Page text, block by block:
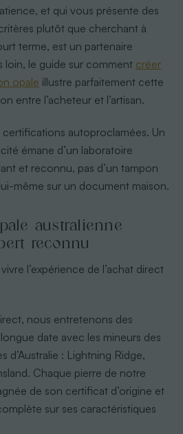
et qui vous présente des
plutôt que cherchant à
terme, est un partenaire
loin, le guide sur comment créer
opale illustre parfaitement cette
entre l’acheteur et l’artisan.
autoproclamées. Un
émane d’un laboratoire
et reconnu, pas d’un tampon
même sur un document maison.
australienne
reconnu
l’expérience de l’achat direct
nous entretenons des
date avec les mineurs des
d’Australie : Lightning Ridge,
Chaque pierre de notre
de son certificat d’origine et
sur ses caractéristiques